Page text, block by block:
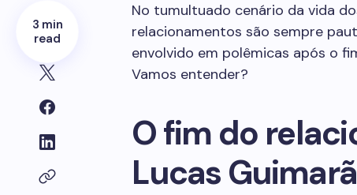
3 min
read
No tumultuado cenário da vida
relacionamentos são sempre
envolvido em polêmicas após o
Vamos entender?
O fim do
Lucas